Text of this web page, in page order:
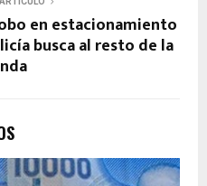
en estacionamiento
busca al resto de la